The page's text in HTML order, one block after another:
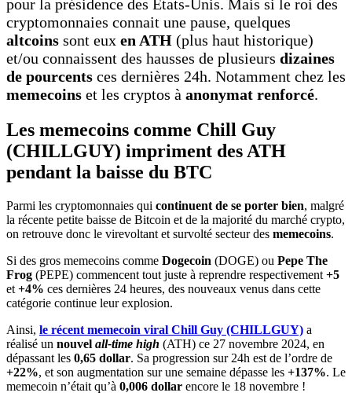
pour la présidence des États-Unis. Mais si le roi des
cryptomonnaies connait une pause, quelques
altcoins sont eux en ATH (plus haut historique)
et/ou connaissent des hausses de plusieurs dizaines
de pourcents ces dernières 24h. Notamment chez les
memecoins et les cryptos à anonymat renforcé.
Les memecoins comme Chill Guy
(CHILLGUY) impriment des ATH
pendant la baisse du BTC
Parmi les cryptomonnaies qui continuent de se porter bien, malgré
la récente petite baisse de Bitcoin et de la majorité du marché crypto,
on retrouve donc le virevoltant et survolté secteur des memecoins.
Si des gros memecoins comme Dogecoin (DOGE) ou Pepe The
Frog (PEPE) commencent tout juste à reprendre respectivement +5
et +4% ces dernières 24 heures, des nouveaux venus dans cette
catégorie continue leur explosion.
Ainsi, le récent memecoin viral Chill Guy (CHILLGUY) a
réalisé un nouvel all-time high (ATH) ce 27 novembre 2024, en
dépassant les 0,65 dollar. Sa progression sur 24h est de l’ordre de
+22%, et son augmentation sur une semaine dépasse les +137%. Le
memecoin n’était qu’à 0,006 dollar encore le 18 novembre !